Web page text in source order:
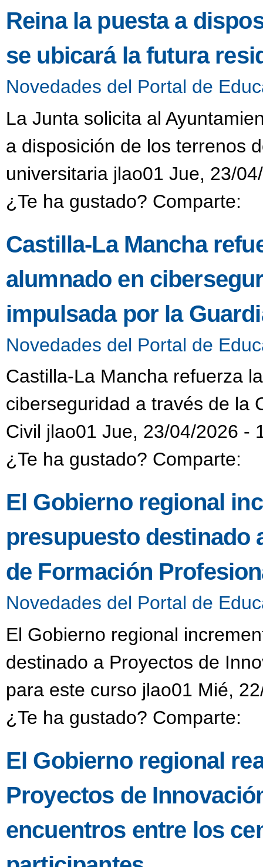
Reina la puesta a
se ubicará la futura
Novedades del Portal de
La Junta solicita al
a disposición de los terrenos
universitaria jlao01 Jue, 23/
¿Te ha gustado? Comparte:
Castilla-La Mancha
alumnado en
impulsada por la
Novedades del Portal de
Castilla-La Mancha refuerza
ciberseguridad a través de la
Civil jlao01 Jue, 23/04/2026 -
¿Te ha gustado? Comparte:
El Gobierno regional
presupuesto destinado
de Formación
Novedades del Portal de
El Gobierno regional
destinado a Proyectos de
para este curso jlao01 Mié,
¿Te ha gustado? Comparte:
El Gobierno regional
Proyectos de
encuentros entre los